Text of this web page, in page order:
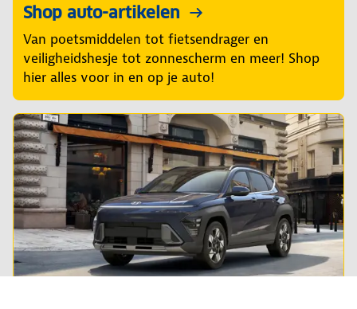
Shop auto-artikelen
Van poetsmiddelen tot fietsendrager en
veiligheidshesje tot zonnescherm en meer! Shop
hier alles voor in en op je auto!